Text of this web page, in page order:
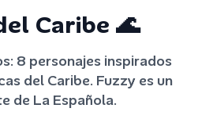
Caribe 🌊
8 personajes inspirados
del Caribe. Fuzzy es un
de La Española.